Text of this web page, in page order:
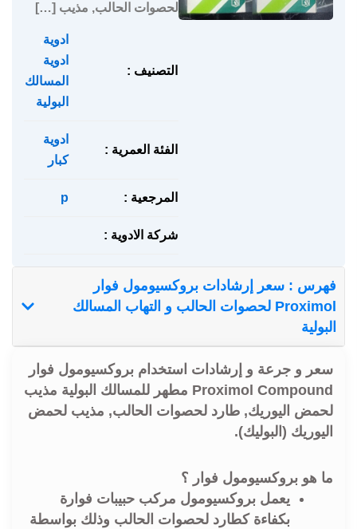
لحصوات الحالب, مذيب […]
التصنيف :
ادوية
ادوية
المسالك
البولية
الفئة العمرية :
ادوية
كبار
المرجعية : p
شركة الادوية :
فهرس : سعر إرشادات بروكسيومول فوار
Proximol لحصوات الحالب و التهاب المسالك
البولية
سعر و جرعة و إرشادات استخدام بروكسيومول فوار
Proximol Compound مطهر للمسالك البولية مذيب
لحمض اليوريك, طارد لحصوات الحالب, مذيب لحمض
اليوريك (البوليك).
ما هو بروكسيومول فوار ؟
يعمل بروكسيومول مركب حبيبات فوارة
بكفاءة كطارد لحصوات الحالب وذلك بواسطة